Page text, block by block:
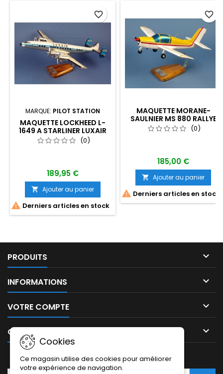
MARQUE: PILOT STATION
MAQUETTE LOCKHEED L-
1649 A STARLINER LUXAIR
(0)
189,95 €
 Ajouter au panier
 Derniers articles en stock
favorite_border
MAQUETTE MORANE-
SAULNIER MS 880 RALLYE
(0)
185,00 €
 Ajouter au panier
 Derniers articles en stock
favorite_border
PRODUITS 
INFORMATIONS 
VOTRE COMPTE 
CONTACT 
Cookies
Ce magasin utilise des cookies pour améliorer
votre expérience de navigation.
LETTRE D'INFORMATIONS